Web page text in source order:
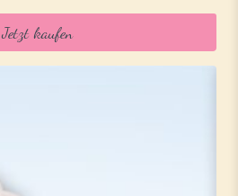
Jetzt kaufen